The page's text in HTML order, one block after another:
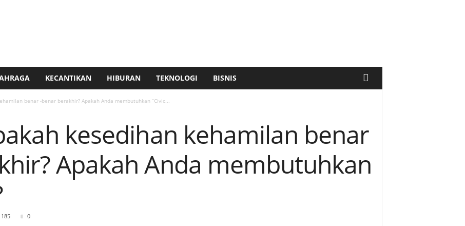
KECANTIKAN HIBURAN TEKNOLOGI BISNIS
benar -benar berakhir? Apakah Anda membutuhkan “Civic...
kesedihan kehamilan benar
Apakah Anda membutuhkan
185 0